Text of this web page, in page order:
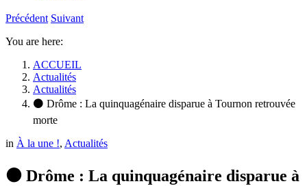
Précédent Suivant
You are here:
ACCUEIL
Actualités
Actualités
⚫ Drôme : La quinquagénaire disparue à Tournon retrouvée
morte
in À la une !, Actualités
⚫ Drôme : La quinquagénaire disparue à